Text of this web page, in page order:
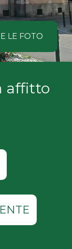
LE FOTO
affitto